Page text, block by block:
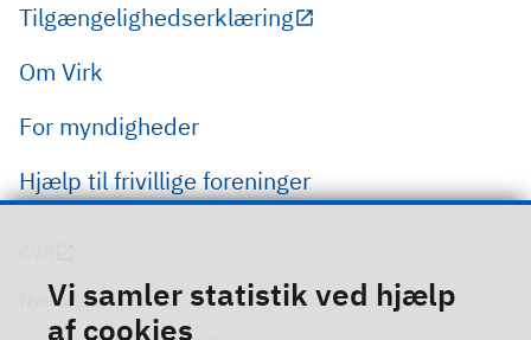
Vi samler statistik ved hjælp
af cookies
Tilgængelighedserklæring
Om Virk
For myndigheder
Hjælp til frivillige foreninger
Nye regler